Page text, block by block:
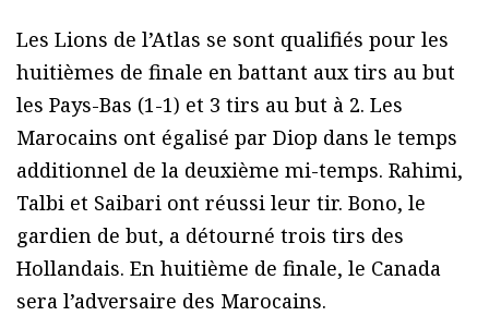
Les Lions de l’Atlas se sont qualifiés pour les
huitièmes de finale en battant aux tirs au but
les Pays-Bas (1-1) et 3 tirs au but à 2. Les
Marocains ont égalisé par Diop dans le temps
additionnel de la deuxième mi-temps. Rahimi,
Talbi et Saibari ont réussi leur tir. Bono, le
gardien de but, a détourné trois tirs des
Hollandais. En huitième de finale, le Canada
sera l’adversaire des Marocains.